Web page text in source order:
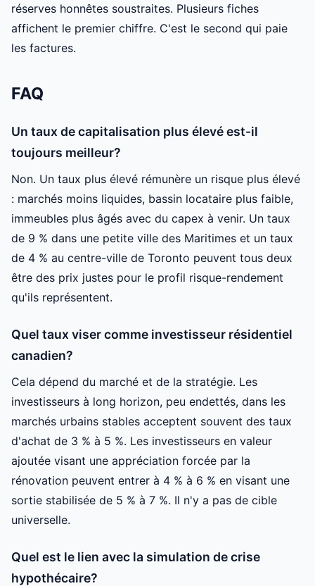
réserves honnêtes soustraites. Plusieurs fiches
affichent le premier chiffre. C'est le second qui paie
les factures.
FAQ
Un taux de capitalisation plus élevé est-il
toujours meilleur?
Non. Un taux plus élevé rémunère un risque plus élevé
: marchés moins liquides, bassin locataire plus faible,
immeubles plus âgés avec du capex à venir. Un taux
de 9 % dans une petite ville des Maritimes et un taux
de 4 % au centre-ville de Toronto peuvent tous deux
être des prix justes pour le profil risque-rendement
qu'ils représentent.
Quel taux viser comme investisseur résidentiel
canadien?
Cela dépend du marché et de la stratégie. Les
investisseurs à long horizon, peu endettés, dans les
marchés urbains stables acceptent souvent des taux
d'achat de 3 % à 5 %. Les investisseurs en valeur
ajoutée visant une appréciation forcée par la
rénovation peuvent entrer à 4 % à 6 % en visant une
sortie stabilisée de 5 % à 7 %. Il n'y a pas de cible
universelle.
Quel est le lien avec la simulation de crise
hypothécaire?